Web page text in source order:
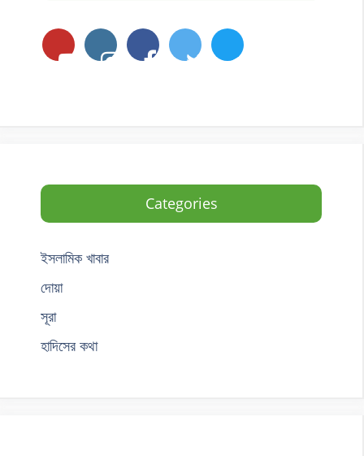
Categories
ইসলামিক খাবার
দোয়া
সূরা
হাদিসের কথা